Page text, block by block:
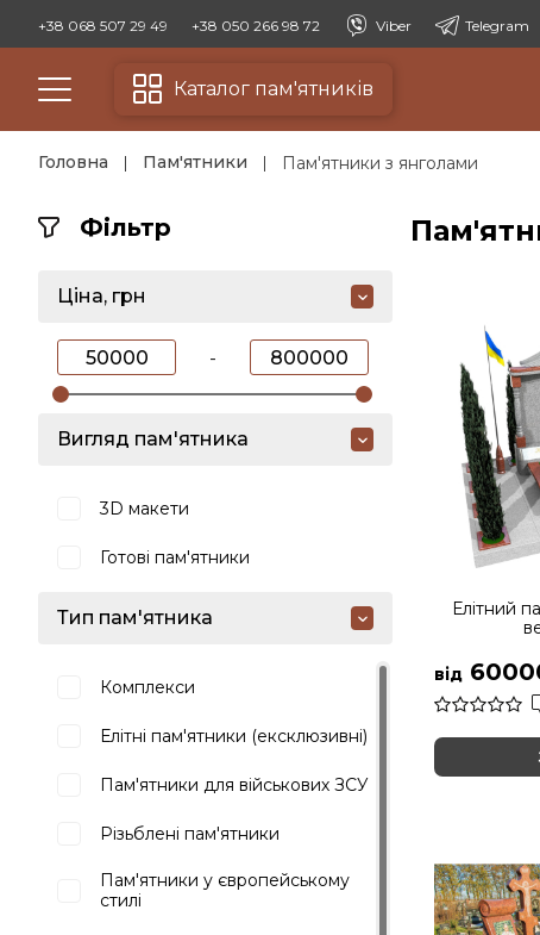
+38 068 507 29 49 +38 050 266 98 72 Viber Telegram
Каталог пам'ятників
Головна Пам'ятники Пам'ятники з янголами
Фільтр
Ціна, грн
-
Вигляд пам'ятника
3D макети
Готові пам'ятники
Тип пам'ятника
Комплекси
Елітні пам'ятники (ексклюзивні)
Пам'ятники для військових ЗСУ
Різьблені пам'ятники
Пам'ятники у європейському
стилі
Елітний
від